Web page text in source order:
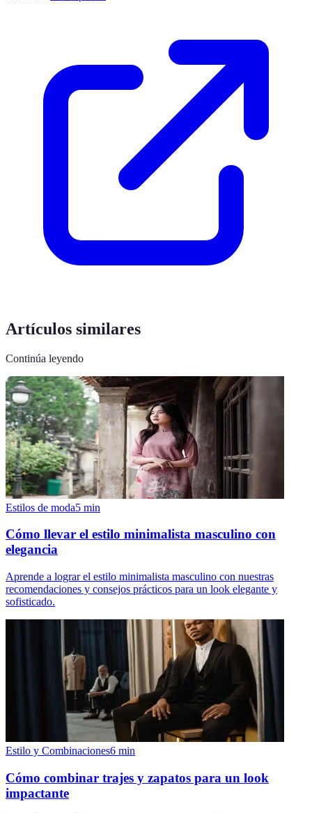
Artículos similares
Continúa leyendo
Estilos de moda5 min
Cómo llevar el estilo minimalista masculino con
elegancia
Aprende a lograr el estilo minimalista masculino con nuestras
recomendaciones y consejos prácticos para un look elegante y
sofisticado.
Estilo y Combinaciones6 min
Cómo combinar trajes y zapatos para un look
impactante